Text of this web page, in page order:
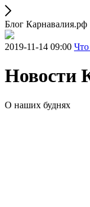
Блог Карнавалия.рф
2019-11-14 09:00 Что
Новости
О наших буднях